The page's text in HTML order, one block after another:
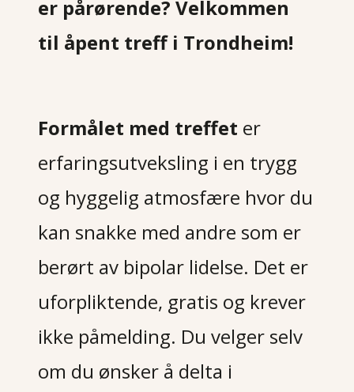
er pårørende? Velkommen
til åpent treff i Trondheim!
Formålet med treffet er
erfaringsutveksling i en trygg
og hyggelig atmosfære hvor du
kan snakke med andre som er
berørt av bipolar lidelse. Det er
uforpliktende, gratis og krever
ikke påmelding. Du velger selv
om du ønsker å delta i